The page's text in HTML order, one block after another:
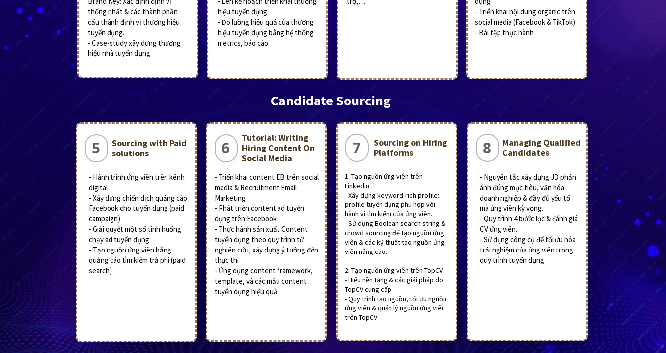
Sourcing with Paid
solutions
- Hành trình ứng viên trên kênh
digital
- Xây dựng chiến dịch quảng cáo
Facebook cho tuyển dụng (paid
campaign)
- Giải quyết một số tình huống
chạy ad tuyển dụng
- Tạo nguồn ứng viên bằng
quảng cáo tìm kiếm trả phí (paid
search)
5
Tutorial: Writing
Hiring Content On
Social Media
- Triển khai content EB trên social
media & Recruitment Email
Marketing
- Phát triển content ad tuyển
dụng trên Facebook
- Thực hành sản xuất Content
tuyển dụng theo quy trình từ
nghiên cứu, xây dựng ý tưởng đến
thực thi
- Ứng dụng content framework,
template, và các mẫu content
tuyển dụng hiệu quả.
6
Sourcing on Hiring
Platforms
1. Tạo nguồn ứng viên trên
Linkedin:
- Xây dựng keyword-rich profile:
profile tuyển dụng phù hợp với
hành vi tìm kiếm của ứng viên.
- Sử dụng Boolean search string &
crowd sourcing để tạo nguồn ứng
viên & các kỹ thuật tạo nguồn ứng
viên nâng cao.
2. Tạo nguồn ứng viên trên TopCV
- Hiểu nền tảng & các giải pháp do
TopCV cung cấp
- Quy trình tạo nguồn, tối ưu nguồn
ứng viên & quản lý nguồn ứng viên
trên TopCV
7
Managing Qualified
Candidates
- Nguyên tắc xây dựng JD phản
ánh đúng mục tiêu, văn hóa
doanh nghiệp & đầy đủ yếu tố
mà ứng viên kỳ vọng.
- Quy trình 4 bước lọc & đánh giá
CV ứng viên.
- Sử dụng công cụ để tối ưu hóa
trải nghiệm của ứng viên trong
quy trình tuyển dụng.
8
thống nhất & các thành phần
cấu thành định vị thương hiệu
tuyển dụng.
- Case-study xây dựng thương
hiệu nhà tuyển dụng.
hiệu tuyển dụng.
- Đo lường hiệu quả của thương
hiệu tuyển dụng bằng hệ thống
metrics, báo cáo.
Candidate Sourcing
- Triển khai nội dung organic trên
social media (Facebook & TikTok)
- Bài tập thực hành